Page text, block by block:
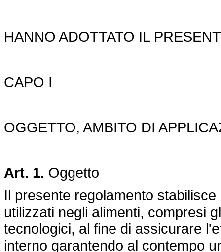
HANNO ADOTTATO IL
CAPO I
OGGETTO, AMBITO DI
Art. 1. Oggetto
Il presente regolamento
utilizzati negli alimenti, compresi
tecnologici, al fine di assicurare
interno garantendo al contempo